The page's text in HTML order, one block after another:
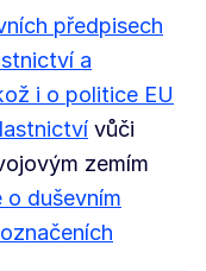
předpisech
a
i o politice EU
vůči
zemím
o duševním